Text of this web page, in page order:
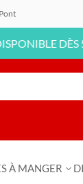
DÈS 500 €
À MANGER